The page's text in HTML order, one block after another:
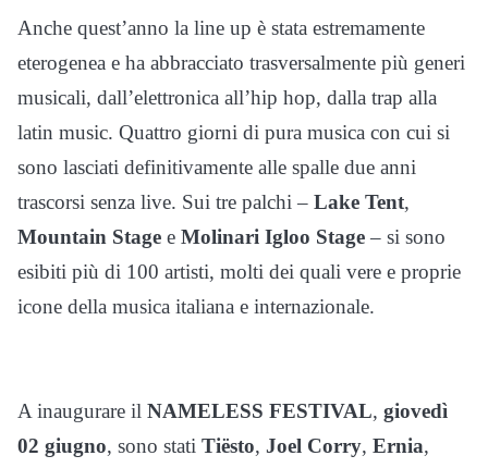
Anche quest’anno la line up è stata estremamente
eterogenea e ha abbracciato trasversalmente più generi
musicali, dall’elettronica all’hip hop, dalla trap alla
latin music. Quattro giorni di pura musica con cui si
sono lasciati definitivamente alle spalle due anni
trascorsi senza live. Sui tre palchi – Lake Tent,
Mountain Stage e Molinari Igloo Stage– si sono
esibiti più di 100 artisti, molti dei quali vere e proprie
icone della musica italiana e internazionale.
A inaugurare il NAMELESS FESTIVAL, giovedì
02 giugno, sono stati Tiësto, Joel Corry, Ernia,